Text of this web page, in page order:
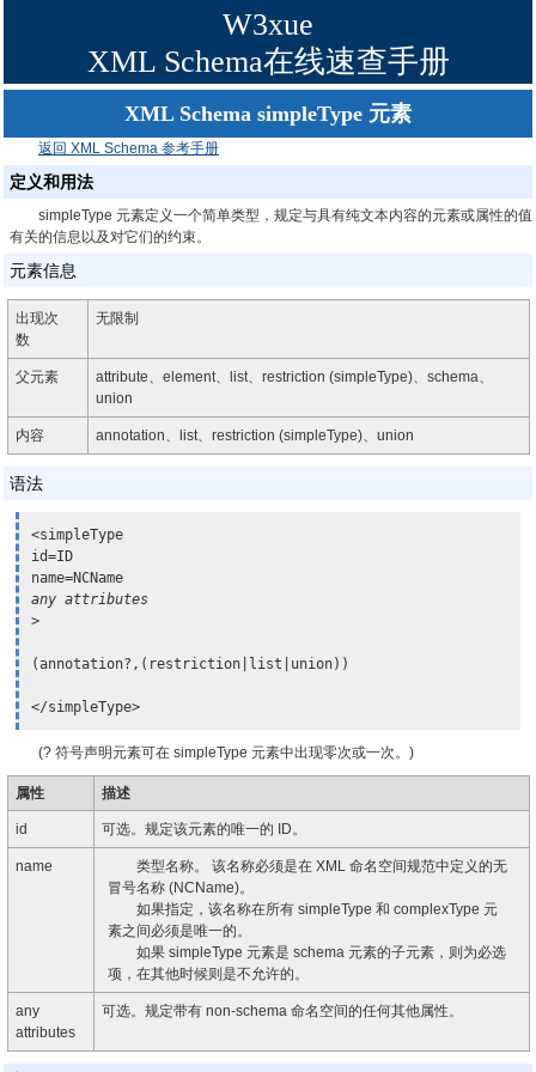
W3xue
XML Schema在线速查手册
XML Schema simpleType 元素
返回 XML Schema 参考手册
定义和用法
simpleType 元素定义一个简单类型，规定与具有纯文本内容的元素或属性的值
有关的信息以及对它们的约束。
元素信息
出现次
数
无限制
父元素
attribute、element、list、restriction (simpleType)、schema、
union
内容 annotation、list、restriction (simpleType)、union
语法
<simpleType
id=ID
any attributes
>
(annotation?,(restriction|list|union))
</simpleType>
(? 符号声明元素可在 simpleType 元素中出现零次或一次。)
属性 描述
id 可选。规定该元素的唯一的 ID。
name
类型名称。 该名称必须是在 XML 命名空间规范中定义的无
冒号名称 (NCName)。
如果指定，该名称在所有 simpleType 和 complexType 元
素之间必须是唯一的。
如果 simpleType 元素是 schema 元素的子元素，则为必选
项，在其他时候则是不允许的。
any
attributes
可选。规定带有 non-schema 命名空间的任何其他属性。